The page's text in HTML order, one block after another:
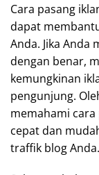
Cara pasang
dapat
Anda. Jika Anda
dengan benar,
kemungkinan
pengunjung.
memahami cara
cepat dan
traffik blog Anda.